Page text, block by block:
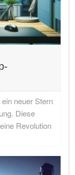
neuer Stern
Diese
Revolution